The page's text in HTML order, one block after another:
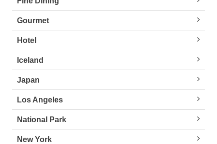
Gourmet
Hotel
Iceland
Japan
Los Angeles
National Park
New York